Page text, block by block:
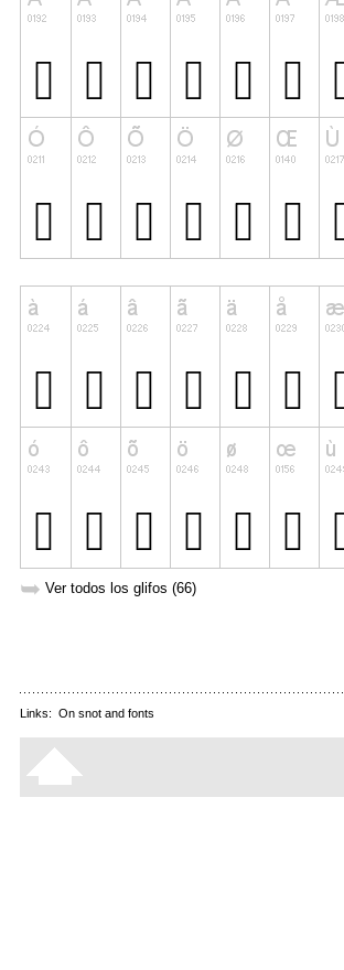
➥ Ver todos los glifos (66)
Links: On snot and fonts